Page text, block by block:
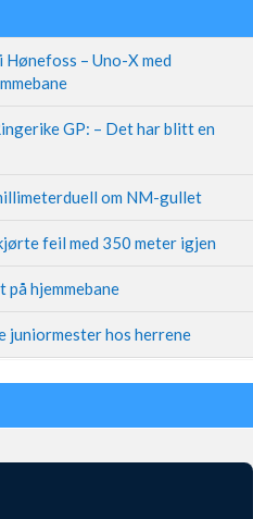
– Uno-X med
GP: – Det har blitt en
om NM-gullet
feil med 350 meter igjen
på hjemmebane
juniormester hos herrene